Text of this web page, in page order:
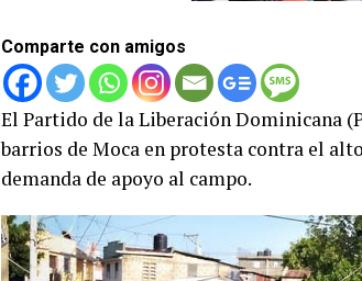
Comparte con amigos
El Partido de la Liberación Dominicana
barrios de Moca en protesta contra el
demanda de apoyo al campo.